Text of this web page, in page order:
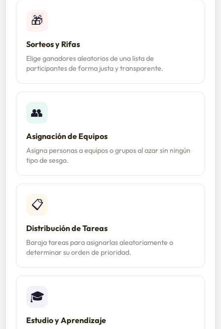
🎁
Sorteos y Rifas
Elige ganadores aleatorios de una lista de
participantes de forma justa y transparente.
👥
Asignación de Equipos
Asigna personas a equipos o grupos al azar sin ningún
tipo de sesgo.
📋
Distribución de Tareas
Baraja tareas para asignarlas aleatoriamente o
determinar su orden de prioridad.
🎓
Estudio y Aprendizaje